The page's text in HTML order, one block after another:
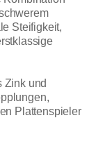
Steifigkeit,
Zink und
Plattenspieler